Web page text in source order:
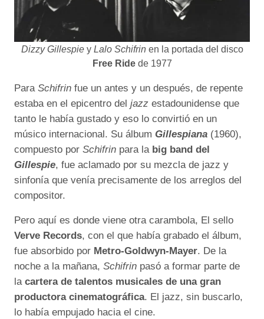
Dizzy Gillespiey Lalo Schifrinen la portada del disco
Free Ridede 1977
Para Schifrin fue un antes y un después, de repente
estaba en el epicentro del jazz estadounidense que
tanto le había gustado y eso lo convirtió en un
músico internacional. Su álbum Gillespiana (1960),
compuesto por Schifrin para la big band del
Gillespie, fue aclamado por su mezcla de jazz y
sinfonía que venía precisamente de los arreglos del
compositor.
Pero aquí es donde viene otra carambola, El sello
Verve Records, con el que había grabado el álbum,
fue absorbido por Metro-Goldwyn-Mayer. De la
noche a la mañana, Schifrin pasó a formar parte de
la cartera de talentos musicales de una gran
productora cinematográfica. El jazz, sin buscarlo,
lo había empujado hacia el cine.